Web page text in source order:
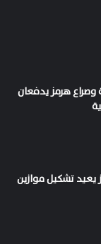
وصراع هرمز يدفعان
تشكيل موازين